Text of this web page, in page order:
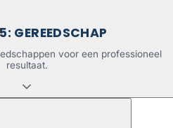
GEREEDSCHAP
voor een professioneel
resultaat.